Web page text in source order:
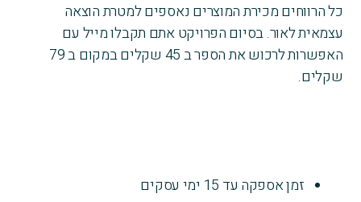
כל הרווחים מכירת המוצרים נאספים למטרת הוצאה
עצמאית לאור. בסיום הפרויקט אתם תקבלו מייל עם
האפשרות לרכוש את הספר ב 45 שקלים במקום ב 79
שקלים.
זמן אספקה עד 15 ימי עסקים